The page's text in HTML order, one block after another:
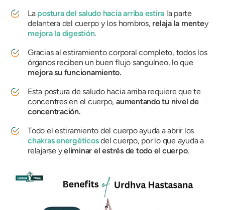
La postura del saludo hacia arriba estira la parte
delantera del cuerpo y los hombros, relaja la mentey
mejora la digestión.
Gracias al estiramiento corporal completo, todos los
órganos reciben un buen flujo sanguíneo, lo que
mejora su funcionamiento.
Esta postura de saludo hacia arriba requiere que te
concentres en el cuerpo, aumentando tu nivel de
concentración.
Todo el estiramiento del cuerpo ayuda a abrir los
chakras energéticosdel cuerpo, por lo que ayuda a
relajarse yeliminar el estrés de todo el cuerpo.